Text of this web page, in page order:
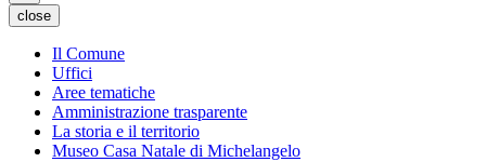
close
Il Comune
Uffici
Aree tematiche
Amministrazione trasparente
La storia e il territorio
Museo Casa Natale di Michelangelo